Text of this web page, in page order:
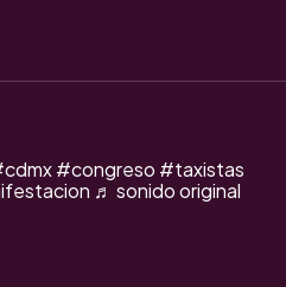
#congreso #taxistas
♬ sonido original